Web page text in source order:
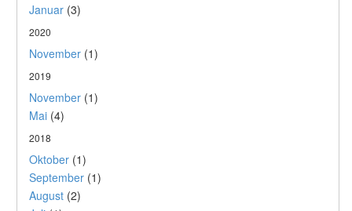
Januar (3)
2020
November (1)
2019
November (1)
Mai (4)
2018
Oktober (1)
September (1)
August (2)